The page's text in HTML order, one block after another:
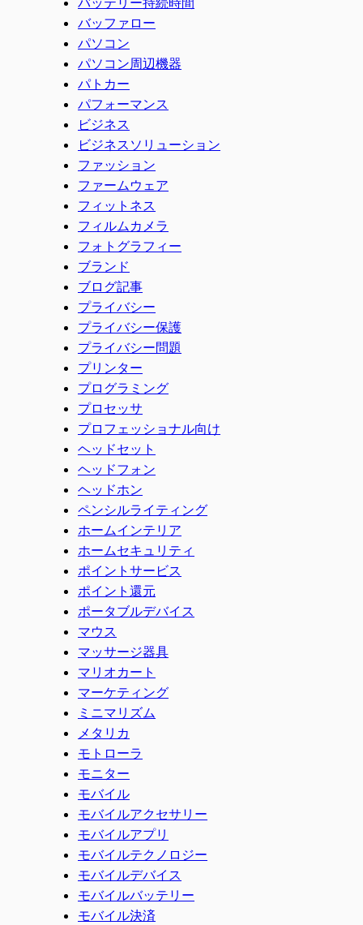
バッファロー
パソコン
パソコン周辺機器
パトカー
パフォーマンス
ビジネス
ビジネスソリューション
ファッション
ファームウェア
フィットネス
フィルムカメラ
フォトグラフィー
ブランド
ブログ記事
プライバシー
プライバシー保護
プライバシー問題
プリンター
プログラミング
プロセッサ
プロフェッショナル向け
ヘッドセット
ヘッドフォン
ヘッドホン
ペンシルライティング
ホームインテリア
ホームセキュリティ
ポイントサービス
ポイント還元
ポータブルデバイス
マウス
マッサージ器具
マリオカート
マーケティング
ミニマリズム
メタリカ
モトローラ
モニター
モバイル
モバイルアクセサリー
モバイルアプリ
モバイルテクノロジー
モバイルデバイス
モバイルバッテリー
モバイル決済